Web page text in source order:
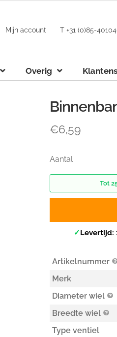
Mijn account T +31 (0)85-
Overig
€6,59
Aantal
Tot
✓ Levertijd:
Artikelnummer
Merk
Diameter wiel
Breedte wiel
Type ventiel